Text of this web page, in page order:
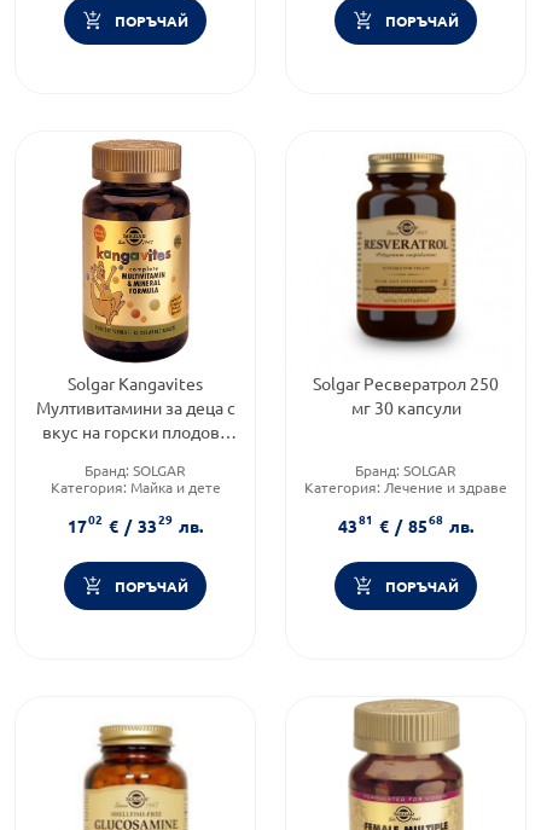
ПОРЪЧАЙ ПОРЪЧАЙ
Solgar Kangavites
Мултивитамини за деца с
вкус на горски плодове
Бранд: SOLGAR
Категория: Майка и дете
1702 € / 3329 лв.
ПОРЪЧАЙ
Solgar Ресвератрол 250
мг 30 капсули
Бранд: SOLGAR
Категория: Лечение и здраве
4381 € / 8568 лв.
ПОРЪЧАЙ